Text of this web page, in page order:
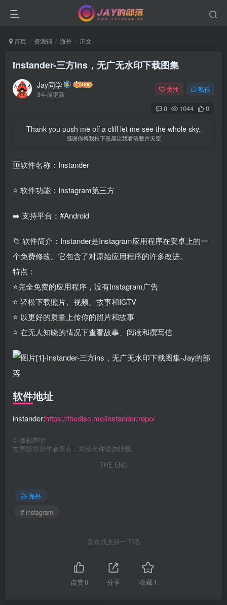
首页 资源铺 海外 正文
Instander-三方ins，无广无水印下载图集
Jay同学
3年前更新
关注 私信
0 1044 0
Thank you push me off a cliff let me see the whole sky.
感谢你将我推下悬崖让我看清整片天空
🆔软件名称：Instander
⭐️ 软件功能：Instagram第三方
➡️ 支持平台：#Android
📁 软件简介：Instander是Instagram应用程序在安卓上的一
个免费修改。它包含了对原始应用程序的许多改进。
特点：
⭐️完全免费的应用程序，没有Instagram广告
⭐️ 轻松下载照片、视频、故事和IGTV
⭐️ 以更好的质量上传你的照片和故事
⭐️ 在无人知晓的情况下查看故事、阅读和撰写信
软件地址
instander:https://thedise.me/instander/repo/
© 版权声明
文章版权归作者所有，未经允许请勿转载。
THE END
海外
# instagram
喜欢就支持一下吧
点赞0 分享 收藏1